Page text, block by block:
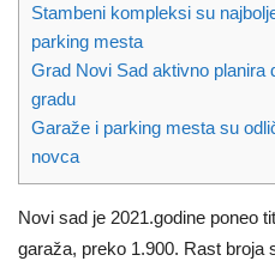
Stambeni kompleksi su
parking mesta
Grad Novi Sad aktivno planira
gradu
Garaže i parking mesta su
novca
Novi sad je 2021.godine poneo
garaža, preko 1.900. Rast broja